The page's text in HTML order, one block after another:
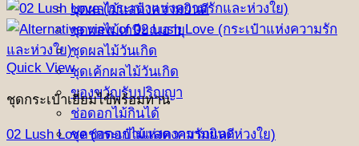
ชุดผลไม้แสดงความยินดี
ชุดผลไม้เกษียณอายุ
ชุดผลไม้วันเกิด
ชุดเค้กผลไม้วันเกิด
ของขวัญรับปริญญา
ช่อดอกไม้กินได้
ชุดช่อดอกไม้แสดงความยินดี
Quick View
ชุดกระเป๋าเยี่ยมไข้พร้อมทาน
02 Lush Love (กระเป๋าแห่งความรักและห่วงใย)